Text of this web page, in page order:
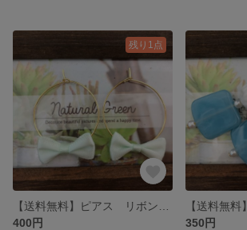
残り1点
400円
350円